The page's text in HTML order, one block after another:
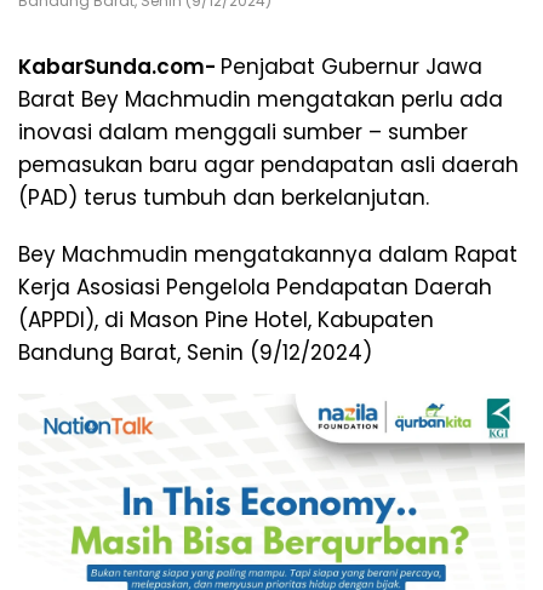
KabarSunda.com- Penjabat Gubernur Jawa
Barat Bey Machmudin mengatakan perlu ada
inovasi dalam menggali sumber – sumber
pemasukan baru agar pendapatan asli daerah
(PAD) terus tumbuh dan berkelanjutan.
Bey Machmudin mengatakannya dalam Rapat
Kerja Asosiasi Pengelola Pendapatan Daerah
(APPDI), di Mason Pine Hotel, Kabupaten
Bandung Barat, Senin (9/12/2024)